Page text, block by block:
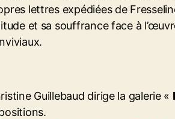
lettres expédiées de
et sa souffrance face à
Guillebaud dirige la galerie «